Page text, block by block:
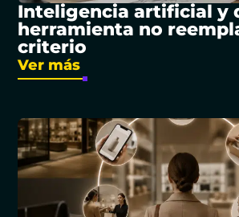
Inteligencia artificial y
herramienta no
criterio
Ver más